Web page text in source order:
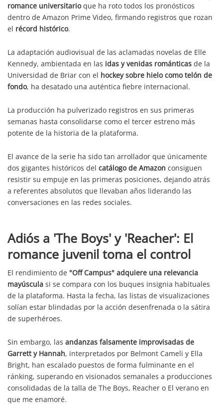
romance universitarioque ha roto todos los pronósticos
dentro de Amazon Prime Video, firmando registros que rozan
el récord histórico.
La adaptación audiovisual de las aclamadas novelas de Elle
Kennedy, ambientada en las idas y venidas románticas de la
Universidad de Briar con el hockey sobre hielo como telón de
fondo, ha desatado una auténtica fiebre internacional.
La producción ha pulverizado registros en sus primeras
semanas hasta consolidarse como el tercer estreno más
potente de la historia de la plataforma.
El avance de la serie ha sido tan arrollador que únicamente
dos gigantes históricos del catálogo de Amazon consiguen
resistir su empuje en las primeras posiciones, dejando atrás
a referentes absolutos que llevaban años liderando las
conversaciones en las redes sociales.
Adiós a 'The Boys' y 'Reacher': El
romance juvenil toma el control
El rendimiento de "Off Campus" adquiere una relevancia
mayúscula si se compara con los buques insignia habituales
de la plataforma. Hasta la fecha, las listas de visualizaciones
solían estar blindadas por la acción desenfrenada o la sátira
de superhéroes.
Sin embargo, las andanzas falsamente improvisadas de
Garrett y Hannah, interpretados por Belmont Cameli y Ella
Bright, han escalado puestos de forma fulminante en el
ránking, superando en visionados semanales a producciones
consolidadas de la talla de The Boys, Reacher o El verano en
que me enamoré.